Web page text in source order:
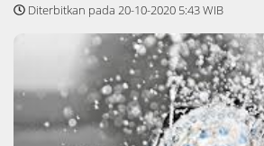
Diterbitkan pada 20-10-2020 5:43 WIB